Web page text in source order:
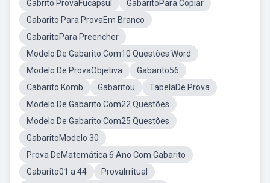
Gabrito ProvaFucapsul
GabaritoPara Copiar
Gabarito Para ProvaEm Branco
GabaritoPara Preencher
Modelo De Gabarito Com10 Questões Word
Modelo De ProvaObjetiva
Gabarito56
Cabarito Komb
Gabaritou
TabelaDe Prova
Modelo De Gabarito Com22 Questões
Modelo De Gabarito Com25 Questões
GabaritoModelo 30
Prova DeMatemática 6 Ano Com Gabarito
Gabarito01 a 44
ProvaIrritual